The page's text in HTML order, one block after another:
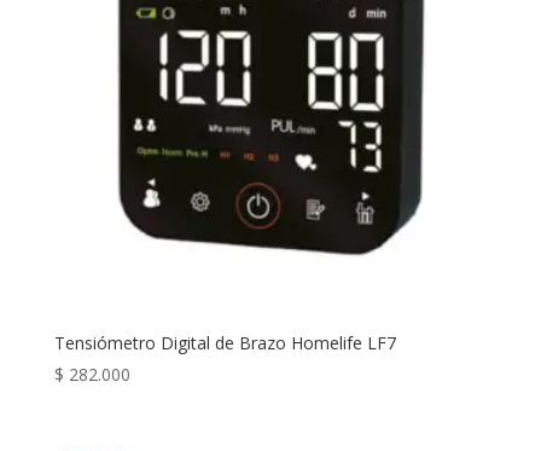
Tensiómetro Digital de Brazo Homelife LF7
$ 282.000